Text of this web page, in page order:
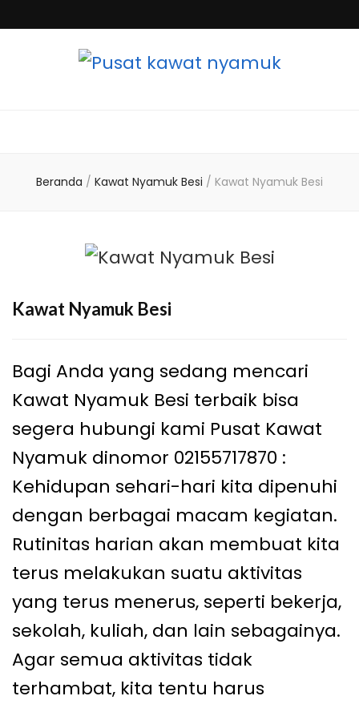
Kasa Magnet
Harga Terbaik
Beranda / Kawat Nyamuk Besi / Kawat Nyamuk Besi
Kawat Nyamuk Besi
Bagi Anda yang sedang mencari
Kawat Nyamuk Besi terbaik bisa
segera hubungi kami Pusat Kawat
Nyamuk dinomor 02155717870 :
Kehidupan sehari-hari kita dipenuhi
dengan berbagai macam kegiatan.
Rutinitas harian akan membuat kita
terus melakukan suatu aktivitas
yang terus menerus, seperti bekerja,
sekolah, kuliah, dan lain sebagainya.
Agar semua aktivitas tidak
terhambat, kita tentu harus